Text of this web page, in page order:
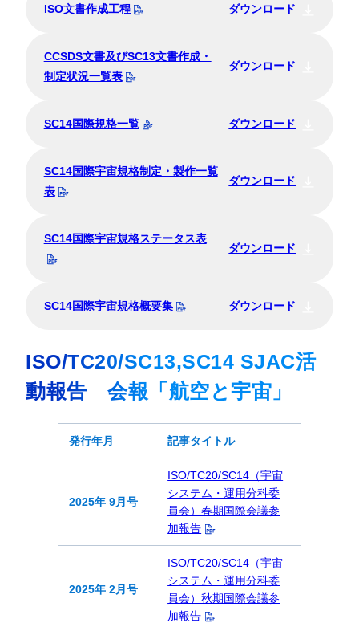
ISO文書作成工程 ダウンロード
CCSDS文書及びSC13文書作成・
制定状況一覧表
ダウンロード
SC14国際規格一覧 ダウンロード
SC14国際宇宙規格制定・製作一覧
表
ダウンロード
SC14国際宇宙規格ステータス表
ダウンロード
SC14国際宇宙規格概要集 ダウンロード
ISO/TC20/SC13,SC14 SJAC活
動報告 会報「航空と宇宙」
発行年月 記事タイトル
2025年 9月号
ISO/TC20/SC14（宇宙
システム・運用分科委
員会）春期国際会議参
加報告
2025年 2月号
ISO/TC20/SC14（宇宙
システム・運用分科委
員会）秋期国際会議参
加報告